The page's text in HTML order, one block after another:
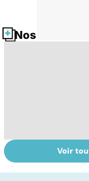
Nos fiches
Tout savoir sur
les infections
Voir